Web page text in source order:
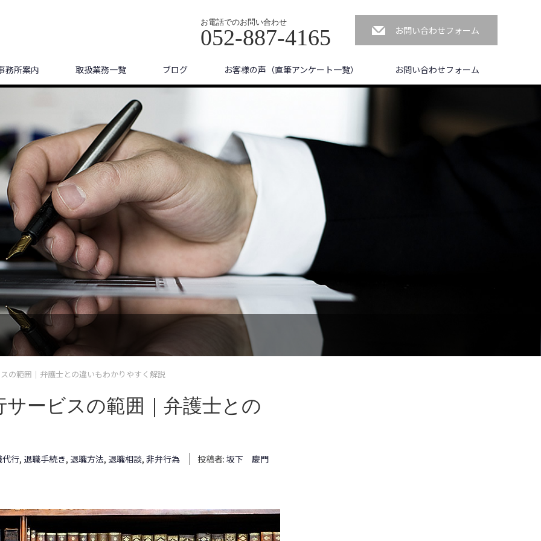
お電話でのお問い合わせ
052-887-4165 お問い合わせフォーム
務所案内 取扱業務一覧 ブログ お客様の声（直筆アンケート一覧） お問い合わせフォーム
の範囲｜弁護士との違いもわかりやすく解説
ービスの範囲｜弁護士との
代行, 退職手続き, 退職方法, 退職相談, 非弁行為 投稿者: 坂下 慶門